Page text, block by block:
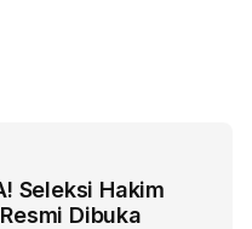
Seleksi Hakim
Dibuka